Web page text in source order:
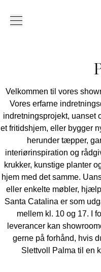
Hele kollektionen
ALLE SOFAER
MODULSOFAER
DIVANER
DAYBEDS
SPISESOFAER
Stole
ALLE STOLE
LÆNESTOLE
SPISESTOLE
BARSTOLE
PUFFER
Borde
ALLE BORDE
SOFABORDE
SPISEBORDE
SMÅ BORDE
SKRIVEBORDE
Opbevaring
SKABE
HYLDER
SKÆNKE OG
KONSOLBORDE
TV-BÆNKE
NATBORDE
Havemøbler
ALLE HAVEMØBLER
HAVEMØBELSERIER
SOFAER
SOFABORD
SPISESTOLE
SPISEBORD
PUFFER
SOLSENGE
HÆNGEKØJE
Belysning
AL BELYSNING
GULVLAMPER
BORDLAMPER
LOFTSLAMPER
VÆGLAMPER
UDENDØRSLAMPER
UDENDØRS
DEKORATION
VASER OG
LYSGLAS
LANTERNER
OG LYS
BAKKER
FADE OG
SKÅLE
KASSER
BØGER
PLAIDER
KURVER
Senge
ALLE SENGE
ALT
SENGESÆT
LAGNER
DYNER OG
Outlet
Slettvoll +
Uderum
Feriebolig
Gardiner
Malene Birger
Virksomhed
Indretningshjælp
Moss
ARVEN
Å SKAPE ET
HJEM
Håndværk
DER HOLDER
Bæredygtighed
Velkommen til vores
Vores erfarne
indretningsprojekt, uanset
et fritidshjem, eller bygger
herunder tæpper,
interiørinspiration og
krukker, kunstige planter
hjem med det samme.
eller enkelte møbler,
Santa Catalina er som
mellem kl. 10 og 17. I
leverancer kan
gerne på forhånd, hvis
Slettvoll Palma til en